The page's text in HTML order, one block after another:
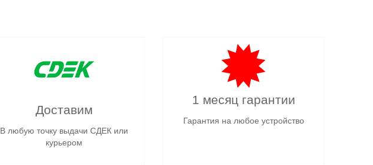
Доставим
В любую точку выдачи СДЕК или
курьером
1 месяц гарантии
Гарантия на любое устройство